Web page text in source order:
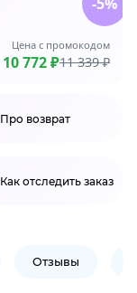
Цена с промокодом
10 772 ₽11 339 ₽
-5%
Про возврат
Как отследить заказ
Отзывы